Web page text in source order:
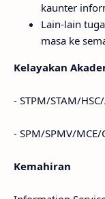
kaunter
Lain-lain
masa ke
Kelayakan
- STPM/STAM/
- SPM/SPMV/MCE/
Kemahiran